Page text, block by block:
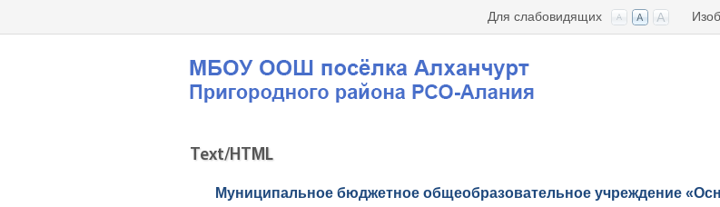
Для слабовидящих
Text/HTML
Муниципальное бюджетное общеобразовательное учреждение